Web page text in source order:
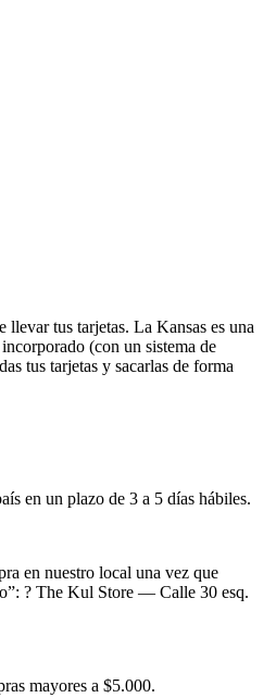
tus tarjetas. La Kansas es una
(con un sistema de
tus tarjetas y sacarlas de forma
en un plazo de 3 a 5 días hábiles.
en nuestro local una vez que
? The Kul Store — Calle 30 esq.
mayores a $5.000.